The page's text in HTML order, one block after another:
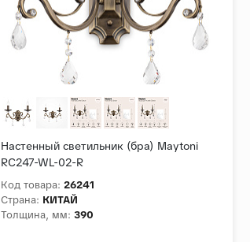
Настенный светильник (бра) Maytoni
RC247-WL-02-R
Код товара: 26241
Страна: КИТАЙ
Толщина, мм: 390